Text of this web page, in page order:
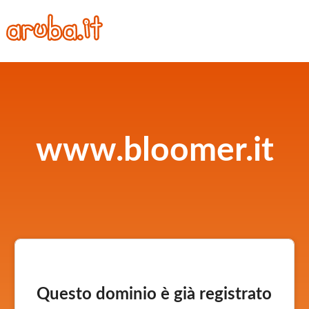
www.bloomer.it
Questo dominio è già registrato